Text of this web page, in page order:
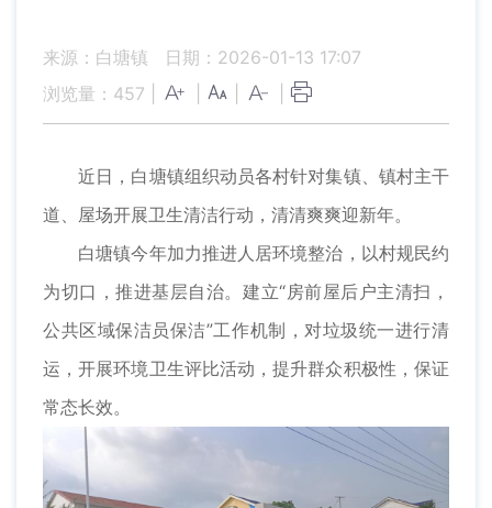
来源：白塘镇
日期：2026-01-13 17:07
浏览量： 457
近日，白塘镇组织动员各村针对集镇、镇村主干
道、屋场开展卫生清洁行动，清清爽爽迎新年。
白塘镇今年加力推进人居环境整治，以村规民约
为切口，推进基层自治。建立“房前屋后户主清扫，
公共区域保洁员保洁”工作机制，对垃圾统一进行清
运，开展环境卫生评比活动，提升群众积极性，保证
常态长效。